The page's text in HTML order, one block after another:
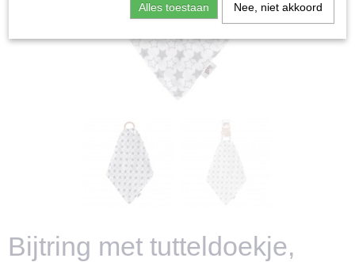
Bijtring met tutteldoekje,
Alles toestaan Nee, niet akkoord